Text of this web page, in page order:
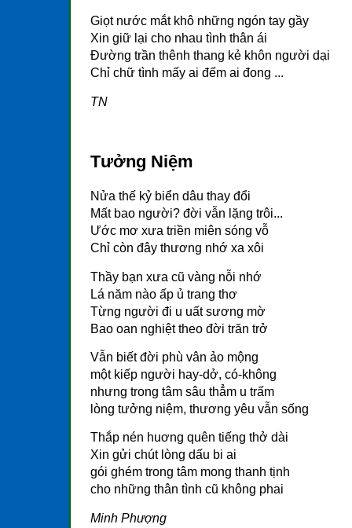
Giọt nước mắt khô những ngón tay gầy
Xin giữ lại cho nhau tình thân ái
Đường trần thênh thang kẻ khôn người dại
Chỉ chữ tình mấy ai đếm ai đong ...
TN
Tưởng Niệm
Nửa thế kỷ biển dâu thay đổi
Mất bao người? đời vẫn lặng trôi...
Ước mơ xưa triền miên sóng vỗ
Chỉ còn đây thương nhớ xa xôi
Thầy bạn xưa cũ vàng nỗi nhớ
Lá năm nào ấp ủ trang thơ
Từng người đi u uất sương mờ
Bao oan nghiệt theo đời trăn trở
Vẫn biết đời phù vân ảo mộng
một kiếp người hay-dở, có-không
nhưng trong tâm sâu thẳm u trấm
lòng tưởng niệm, thương yêu vẫn sống
Thắp nén huơng quên tiếng thở dài
Xin gửi chút lòng dấu bi ai
gói ghém trong tâm mong thanh tịnh
cho những thân tình cũ không phai
Minh Phượng